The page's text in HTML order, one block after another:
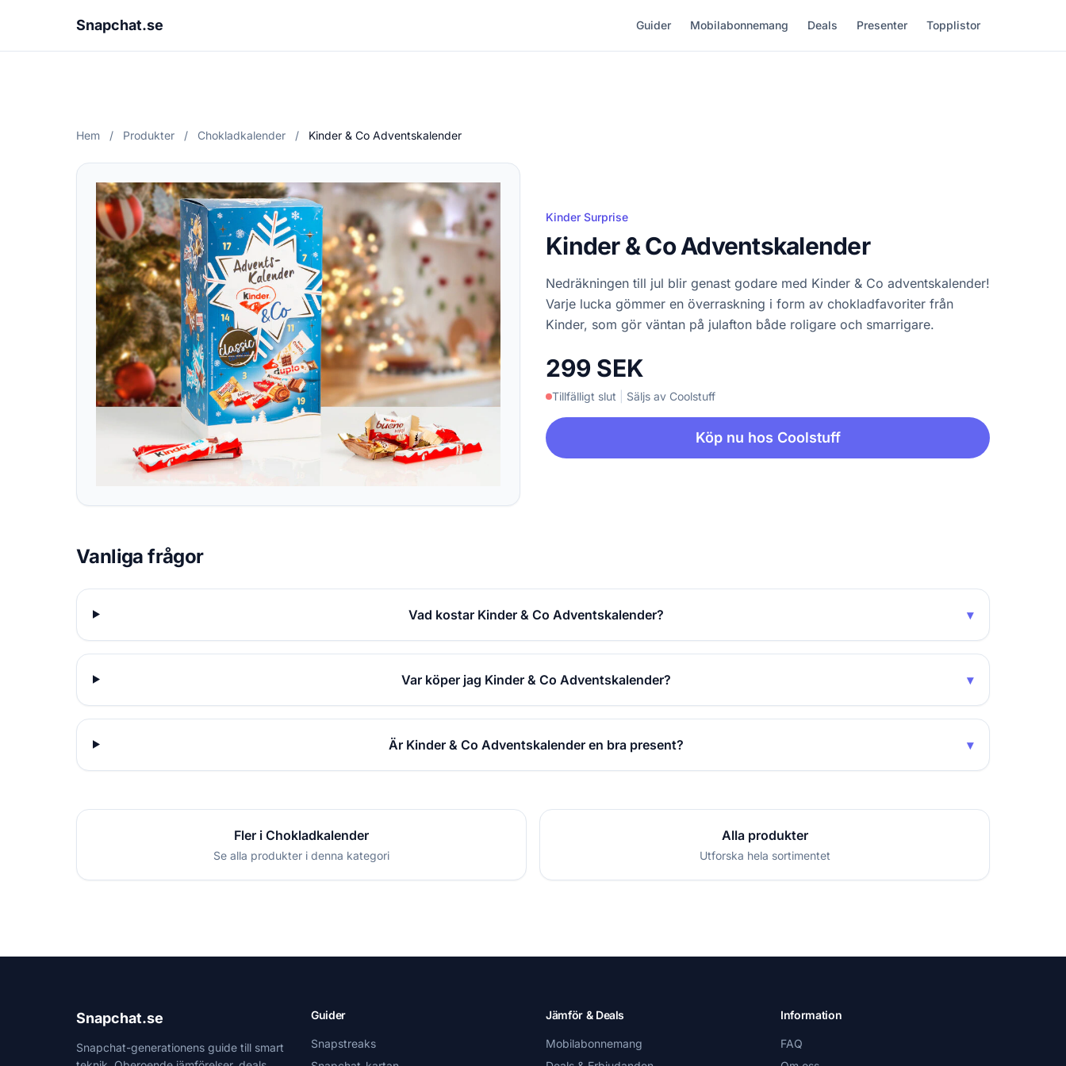
Snapchat.se Guider Mobilabonnemang Deals Presenter Topplistor
Hem / Produkter / Chokladkalender / Kinder & Co Adventskalender
Kinder Surprise
Kinder & Co Adventskalender
Nedräkningen till jul blir genast godare med Kinder & Co adventskalender!
Varje lucka gömmer en överraskning i form av chokladfavoriter från
Kinder, som gör väntan på julafton både roligare och smarrigare.
299 SEK
Tillfälligt slut Säljs av Coolstuff
Köp nu hos Coolstuff
Vanliga frågor
Vad kostar Kinder & Co Adventskalender? ▾
Var köper jag Kinder & Co Adventskalender? ▾
Är Kinder & Co Adventskalender en bra present? ▾
Fler i Chokladkalender
Se alla produkter i denna kategori
Alla produkter
Utforska hela sortimentet
Snapchat.se
Snapchat-generationens guide till smart
Guider
Snapstreaks
Jämför & Deals
Mobilabonnemang
Information
FAQ